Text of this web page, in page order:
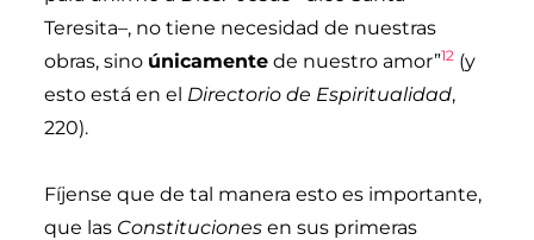
Teresita–, no tiene necesidad de nuestras
obras, sino únicamente de nuestro amor”12 (y
esto está en el Directorio de Espiritualidad,
220).
Fíjense que de tal manera esto es importante,
que las Constituciones en sus primeras